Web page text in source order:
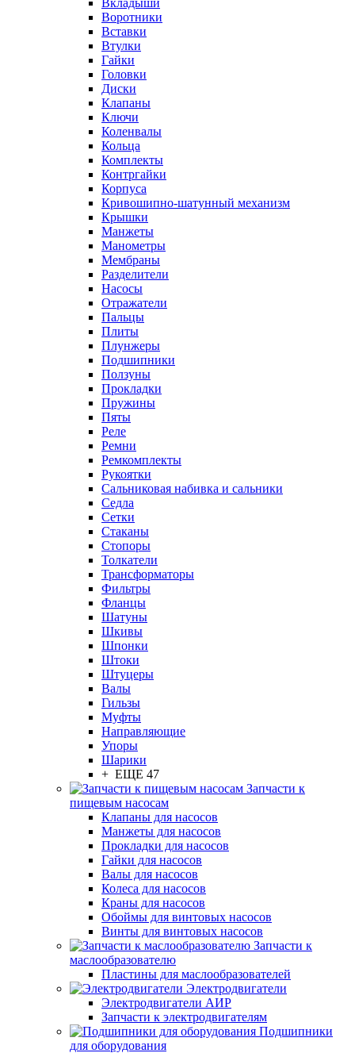
Вкладыши
Воротники
Вставки
Втулки
Гайки
Головки
Диски
Клапаны
Ключи
Коленвалы
Кольца
Комплекты
Контргайки
Корпуса
Кривошипно-шатунный механизм
Крышки
Манжеты
Манометры
Мембраны
Разделители
Насосы
Отражатели
Пальцы
Плиты
Плунжеры
Подшипники
Ползуны
Прокладки
Пружины
Пяты
Реле
Ремни
Ремкомплекты
Рукоятки
Сальниковая набивка и сальники
Седла
Сетки
Стаканы
Стопоры
Толкатели
Трансформаторы
Фильтры
Фланцы
Шатуны
Шкивы
Шпонки
Штоки
Штуцеры
Валы
Гильзы
Муфты
Направляющие
Упоры
Шарики
+ ЕЩЕ 47
Запчасти к
пищевым насосам
Клапаны для насосов
Манжеты для насосов
Прокладки для насосов
Гайки для насосов
Валы для насосов
Колеса для насосов
Краны для насосов
Обоймы для винтовых насосов
Винты для винтовых насосов
Запчасти к
маслообразователю
Пластины для маслообразователей
Электродвигатели
Электродвигатели АИР
Запчасти к электродвигателям
Подшипники
для оборудования